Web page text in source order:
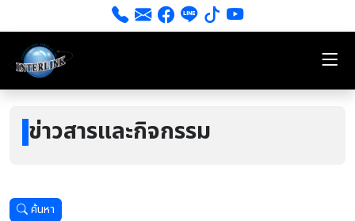
ข่าวสารและกิจกรรม
ค้นหา